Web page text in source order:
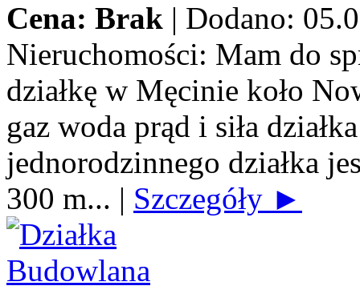
Cena: Brak | Dodano:
Nieruchomości: Mam do
działkę w Męcinie koło
gaz woda prąd i siła
jednorodzinnego działka
300 m... | Szczegóły ►